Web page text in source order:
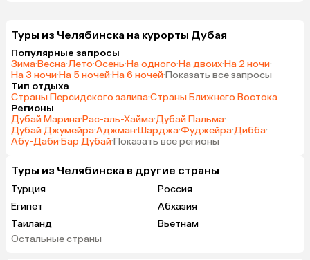
Туры из Челябинска на курорты Дубая
Популярные запросы
Зима·Весна·Лето·Осень·На одного·На двоих·На 2 ночи·
На 3 ночи·На 5 ночей·На 6 ночей·Показать все запросы
Тип отдыха
Страны Персидского залива·Страны Ближнего Востока
Регионы
Дубай Марина·Рас-аль-Хайма·Дубай Пальма·
Дубай Джумейра·Аджман·Шарджа·Фуджейра·Дибба·
Абу-Даби·Бар Дубай·Показать все регионы
Туры из Челябинска в другие страны
Турция
Россия
Египет
Абхазия
Таиланд
Вьетнам
ОАЭ
Остальные страны